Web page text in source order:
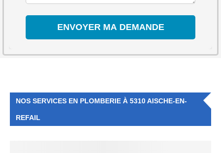
NOS SERVICES EN PLOMBERIE À 5310 AISCHE-EN-
REFAIL